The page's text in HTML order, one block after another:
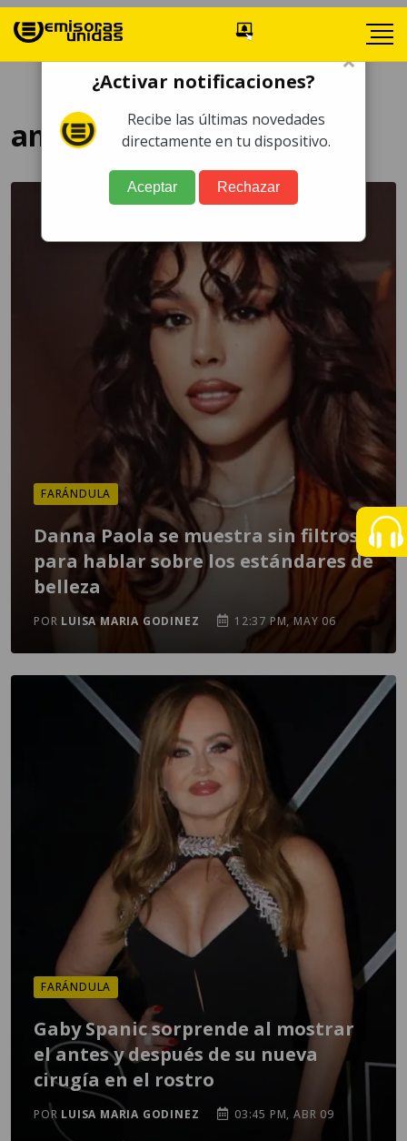
amor propio
FARÁNDULA
Danna Paola se muestra sin filtros
para hablar sobre los estándares de
belleza
POR LUISA MARIA GODINEZ 12:37 PM, MAY 06
FARÁNDULA
Gaby Spanic sorprende al mostrar
el antes y después de su nueva
cirugía en el rostro
POR LUISA MARIA GODINEZ 03:45 PM, ABR 09
×
¿Activar notificaciones?
Recibe las últimas novedades
directamente en tu dispositivo.
Aceptar Rechazar